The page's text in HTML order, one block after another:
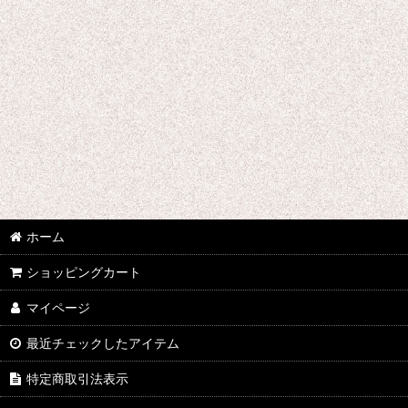
★☆★ galabox disx ★☆★
Adam Levy
青山陽一/Yoichi Aoyama
Undercurrent 4
石渡明廣/Akihiro Ishiwatari
イーヨ/eEyo
今井アレクサンドル/Alexandre Imai
うつみようこ/Yoko Utsumi
太田恵資 / Keisuke Ota
ホーム
ショッピングカート
マイページ
最近チェックしたアイテム
特定商取引法表示